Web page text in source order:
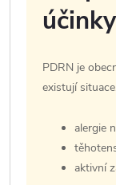
PDRN je
existují
alergie
aktivní